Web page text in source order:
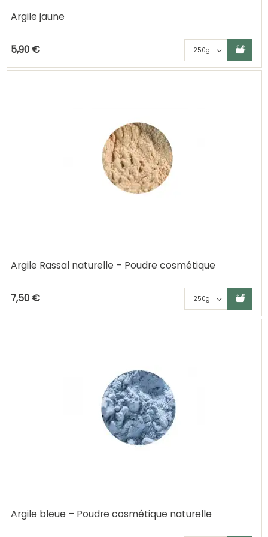
Argile jaune
5,90 € Ajouter au panier
Argile Rassal naturelle – Poudre cosmétique
7,50 € Ajouter au panier
Argile bleue – Poudre cosmétique naturelle